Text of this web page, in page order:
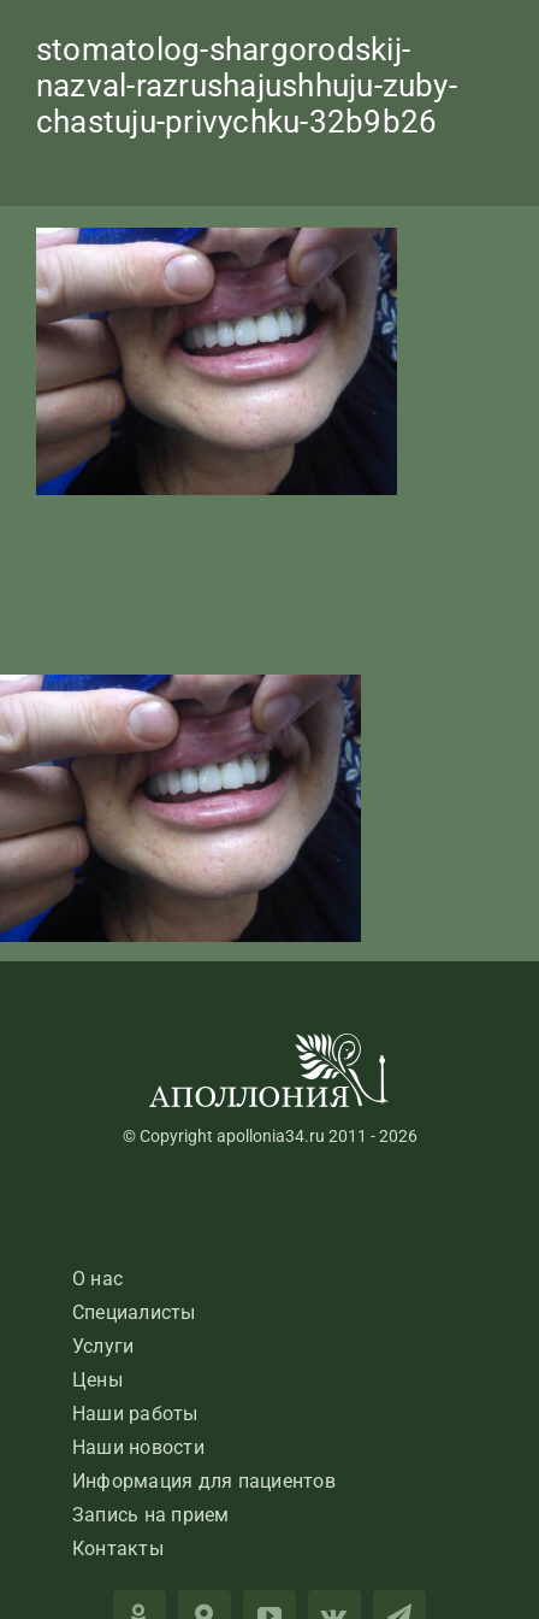
stomatolog-shargorodskij-
nazval-razrushajushhuju-zuby-
chastuju-privychku-32b9b26
© Copyright apollonia34.ru 2011 - 2026
О нас
Специалисты
Услуги
Цены
Наши работы
Наши новости
Информация для пациентов
Запись на прием
Контакты